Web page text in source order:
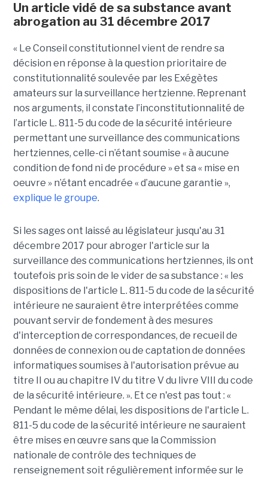
Un article vidé de sa substance avant
abrogation au 31 décembre 2017
« Le Conseil constitutionnel vient de rendre sa
décision en réponse à la question prioritaire de
constitutionnalité soulevée par les Exégètes
amateurs sur la surveillance hertzienne. Reprenant
nos arguments, il constate l’inconstitutionnalité de
l’article L. 811-5 du code de la sécurité intérieure
permettant une surveillance des communications
hertziennes, celle-ci n’étant soumise « à aucune
condition de fond ni de procédure » et sa « mise en
oeuvre » n’étant encadrée « d’aucune garantie »,
explique le groupe.
Si les sages ont laissé au législateur jusqu'au 31
décembre 2017 pour abroger l'article sur la
surveillance des communications hertziennes, ils ont
toutefois pris soin de le vider de sa substance : « les
dispositions de l'article L. 811-5 du code de la sécurité
intérieure ne sauraient être interprétées comme
pouvant servir de fondement à des mesures
d'interception de correspondances, de recueil de
données de connexion ou de captation de données
informatiques soumises à l'autorisation prévue au
titre II ou au chapitre IV du titre V du livre VIII du code
de la sécurité intérieure. ». Et ce n'est pas tout : «
Pendant le même délai, les dispositions de l'article L.
811-5 du code de la sécurité intérieure ne sauraient
être mises en œuvre sans que la Commission
nationale de contrôle des techniques de
renseignement soit régulièrement informée sur le